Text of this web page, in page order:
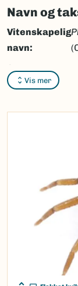
Navn og
Vis mer
Vitenskapelig
navn:
Synonymer:
Bokmål:flekket
Nynorsk:Ingen
Nordsamisk/
Vitenskapelig
Gå til Nortaxa